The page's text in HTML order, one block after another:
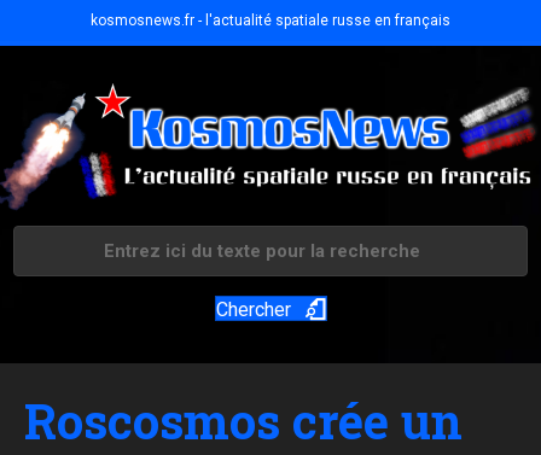
kosmosnews.fr - l'actualité spatiale russe en français
Chercher
Roscosmos crée un